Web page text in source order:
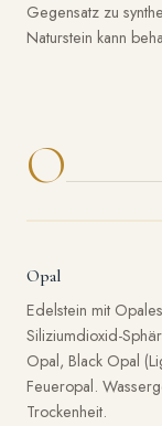
Gegensatz zu
Naturstein kann
O
Opal
Edelstein mit
Siliziumdioxid-
Opal, Black Opal
Feueropal.
Trockenheit.